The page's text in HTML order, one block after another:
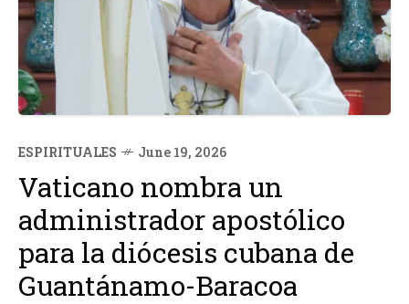
ESPIRITUALES June 19, 2026
Vaticano nombra un
administrador apostólico
para la diócesis cubana de
Guantánamo-Baracoa